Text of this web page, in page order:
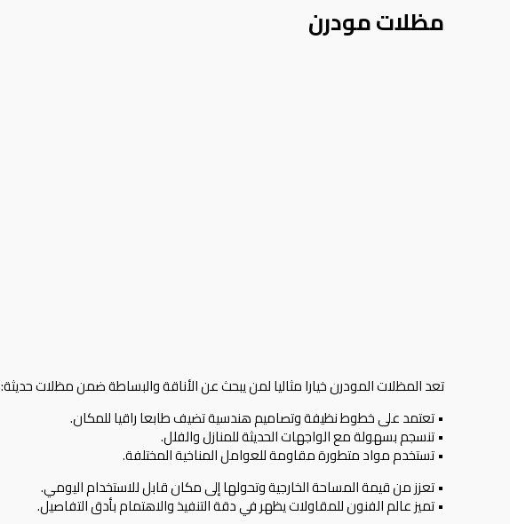
مظلات مودرن
تعدالمظلاتالمودرن خيارا مثاليا لمن يبحث عن الأناقة والبساطة ضمن مظلات حديثة:
• تعتمد على خطوط نظيفة وتصاميم هندسية تضيف طابعا راقيا للمكان.
• تنسجم بسهولة مع الواجهات الحديثة للمنازل والفلل.
• تستخدم مواد متطورة مقاومة للعوامل المناخية المختلفة.
• تعزز من قيمة المساحة الخارجية وتحولها إلى مكان قابل للاستخدام اليومي.
• تميز عالم الفنون للمقاولات يظهر في دقة التنفيذ والاهتمام بأدق التفاصيل.